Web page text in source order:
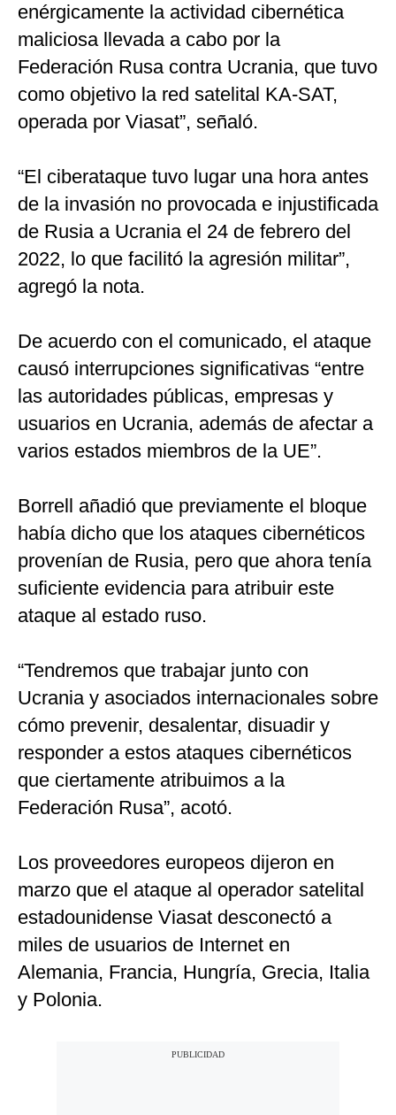
Fotogalerías
¿quiénes
Somos?
Términos
Y
Condiciones
Política
De
Privacidad
De
Cookies
Preguntas
Frecuentes
enérgicamente la actividad cibernética
maliciosa llevada a cabo por la
Federación Rusa contra Ucrania, que tuvo
como objetivo la red satelital KA-SAT,
operada por Viasat”, señaló.
“El ciberataque tuvo lugar una hora antes
de la invasión no provocada e injustificada
de Rusia a Ucrania el 24 de febrero del
2022, lo que facilitó la agresión militar”,
agregó la nota.
De acuerdo con el comunicado, el ataque
causó interrupciones significativas “entre
las autoridades públicas, empresas y
usuarios en Ucrania, además de afectar a
varios estados miembros de la UE”.
Borrell añadió que previamente el bloque
había dicho que los ataques cibernéticos
provenían de Rusia, pero que ahora tenía
suficiente evidencia para atribuir este
ataque al estado ruso.
“Tendremos que trabajar junto con
Ucrania y asociados internacionales sobre
cómo prevenir, desalentar, disuadir y
responder a estos ataques cibernéticos
que ciertamente atribuimos a la
Federación Rusa”, acotó.
Los proveedores europeos dijeron en
marzo que el ataque al operador satelital
estadounidense Viasat desconectó a
miles de usuarios de Internet en
Alemania, Francia, Hungría, Grecia, Italia
y Polonia.